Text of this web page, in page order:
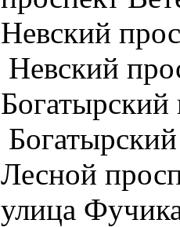
Невский
Невский
Богатырский
Лесной
улица